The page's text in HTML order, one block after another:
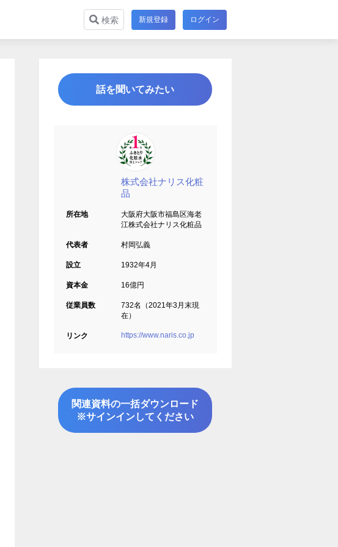
検索 新規登録 ログイン
話を聞いてみたい
株式会社ナリス化粧
品
所在地
大阪府大阪市福島区海老
江株式会社ナリス化粧品
代表者 村岡弘義
設立 1932年4月
資本金 16億円
従業員数
732名（2021年3月末現
在）
リンク https://www.naris.co.jp
関連資料の一括ダウンロード
※サインインしてください